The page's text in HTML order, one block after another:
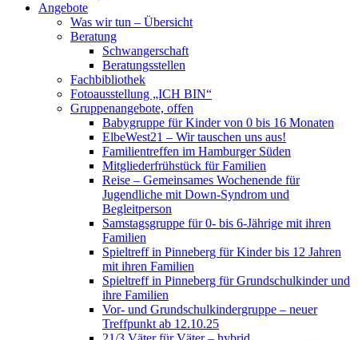
Angebote
Was wir tun – Übersicht
Beratung
Schwangerschaft
Beratungsstellen
Fachbibliothek
Fotoausstellung „ICH BIN“
Gruppenangebote, offen
Babygruppe für Kinder von 0 bis 16 Monaten
ElbeWest21 – Wir tauschen uns aus!
Familientreffen im Hamburger Süden
Mitgliederfrühstück für Familien
Reise – Gemeinsames Wochenende für
Jugendliche mit Down-Syndrom und
Begleitperson
Samstagsgruppe für 0- bis 6-Jährige mit ihren
Familien
Spieltreff in Pinneberg für Kinder bis 12 Jahren
mit ihren Familien
Spieltreff in Pinneberg für Grundschulkinder und
ihre Familien
Vor- und Grundschulkindergruppe – neuer
Treffpunkt ab 12.10.25